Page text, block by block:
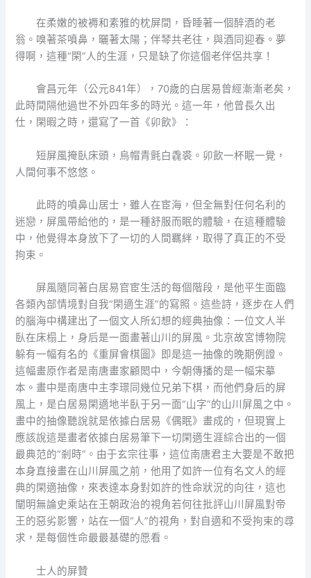
在柔嫩的被褥和素雅的枕屏間，昏睡著一個醉酒的老
翁。嗅著茶噴鼻，曬著太陽；伴琴共老往，與酒同迎春。夢
得啊，這種“閑”人的生涯，只是缺了你這個老伴侶共享！
會昌元年（公元841年），70歲的白居易曾經漸漸老矣，
此時間隔他過世不外四年多的時光。這一年，他曾長久出
仕，閑暇之時，還寫了一首《卯飲》：
短屏風掩臥床頭，烏帽青氈白毳裘。卯飲一杯眠一覺，
人間何事不悠悠。
此時的噴鼻山居士，雖人在宦海，但全無對任何名利的
迷戀，屏風帶給他的，是一種舒服而眠的體驗，在這種體驗
中，他覺得本身放下了一切的人間羈絆，取得了真正的不受
拘束。
屏風隨同著白居易官宦生活的每個階段，是他平生面臨
各類內部情境對自我“閑適生涯”的寫照。這些詩，逐步在人們
的腦海中構建出了一個文人所幻想的經典抽像：一位文人半
臥在床榻上，身后是一面畫著山川的屏風。北京故宮博物院
躲有一幅有名的《重屏會棋圖》即是這一抽像的晚期例證。
這幅畫原作者是南唐畫家顧閎中，今朝傳播的是一幅宋摹
本。畫中是南唐中主李璟同幾位兄弟下棋，而他們身后的屏
風上，是白居易閑適地半臥于另一面“山字”的山川屏風之中。
畫中的抽像聽說就是依據白居易《偶眠》畫成的，但現實上
應該說這是畫者依據白居易筆下一切閑適生涯綜合出的一個
最典范的“剎時”。由于玄宗往事，這位南唐君主大要是不敢把
本身直接畫在山川屏風之前，他用了如許一位有名文人的經
典的閑適抽像，來表達本身對如許的性命狀況的向往，這也
闡明無論史乘站在王朝政治的視角若何往批評山川屏風對帝
王的惡劣影響，站在一個“人”的視角，對自適和不受拘束的尋
求，是每個性命最最基礎的愿看。
士人的屏贊